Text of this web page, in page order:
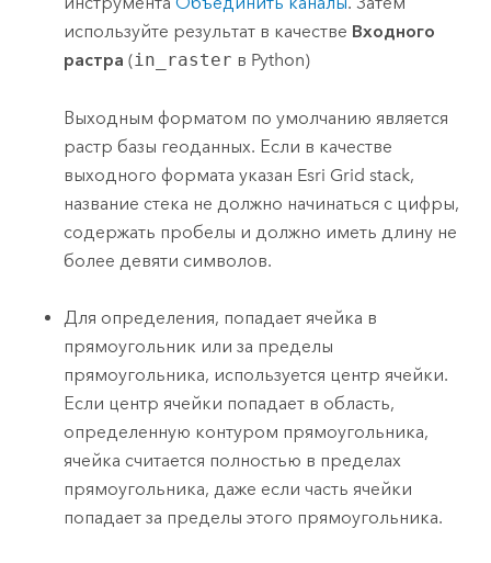
используйте результат в качестве Входного
растра (in_raster в Python)
Выходным форматом по умолчанию является
растр базы геоданных. Если в качестве
выходного формата указан Esri Grid stack,
название стека не должно начинаться с цифры,
содержать пробелы и должно иметь длину не
более девяти символов.
Для определения, попадает ячейка в
прямоугольник или за пределы
прямоугольника, используется центр ячейки.
Если центр ячейки попадает в область,
определенную контуром прямоугольника,
ячейка считается полностью в пределах
прямоугольника, даже если часть ячейки
попадает за пределы этого прямоугольника.